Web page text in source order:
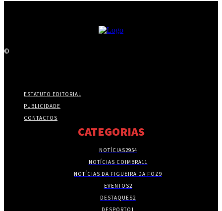
©
ESTATUTO EDITORIAL
PUBLICIDADE
CONTACTOS
CATEGORIAS
NOTÍCIAS2954
NOTÍCIAS COIMBRA11
NOTÍCIAS DA FIGUEIRA DA FOZ9
EVENTOS2
DESTAQUES2
DESPORTO1